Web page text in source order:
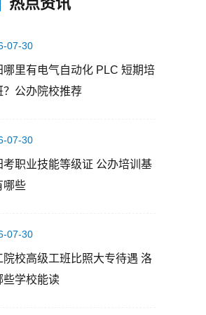
07-30
哪里有电气自动化 PLC 短期培
？公办院校推荐
07-30
考职业技能等级证 公办培训基
哪些
07-30
院校高级工班比照大专待遇 洛
些学校能读